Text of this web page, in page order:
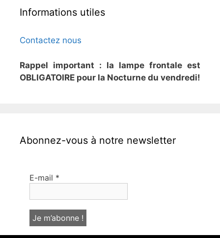
Informations utiles
Contactez nous
Rappel important : la lampe frontale est
OBLIGATOIRE pour la Nocturne du vendredi!
Abonnez-vous à notre newsletter
E-mail *